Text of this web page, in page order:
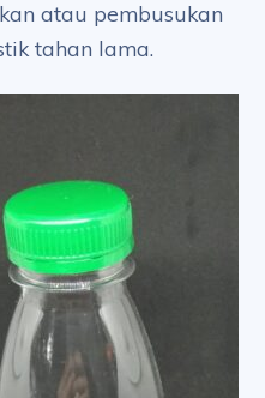
atau pembusukan
tahan lama.